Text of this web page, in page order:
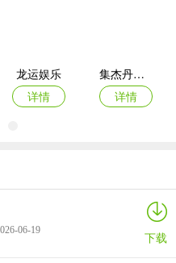
快速，可快速与众多玩家进行
就解锁更多收益;
玩家账户财产甚至隐私。
龙运娱乐
详情
集杰丹东棋牌
详情
微乐游戏
2020年注册送礼金的娱乐网站
06-19 下载